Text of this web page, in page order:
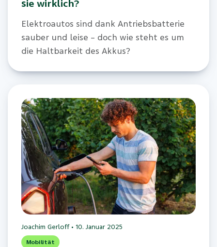
sie wirklich?
Elektroautos sind dank Antriebsbatterie
sauber und leise – doch wie steht es um
die Haltbarkeit des Akkus?
Joachim Gerloff• 10. Januar 2025
Mobilität